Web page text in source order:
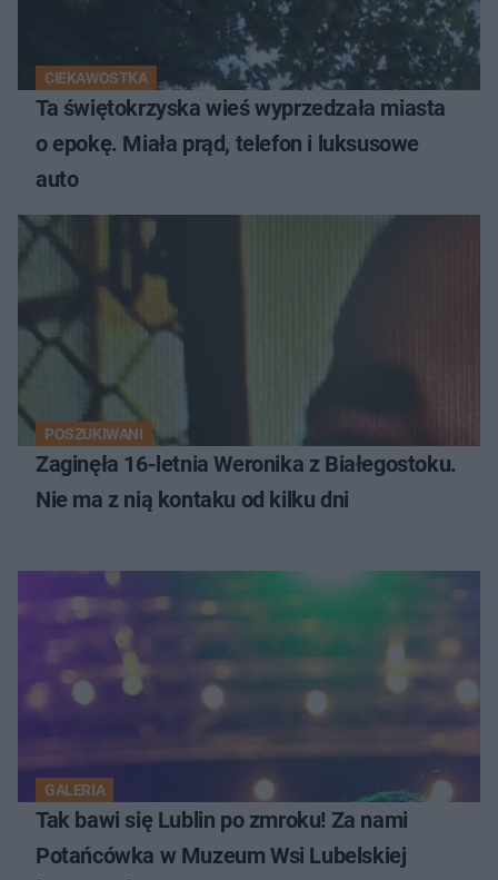
CIEKAWOSTKA
Ta świętokrzyska wieś wyprzedzała miasta
o epokę. Miała prąd, telefon i luksusowe
auto
POSZUKIWANI
Zaginęła 16-letnia Weronika z Białegostoku.
Nie ma z nią kontaku od kilku dni
GALERIA
Tak bawi się Lublin po zmroku! Za nami
Potańcówka w Muzeum Wsi Lubelskiej